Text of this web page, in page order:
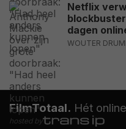
Netflix
dagen
WOUTER
FilmTotaal. Hét
hosted by